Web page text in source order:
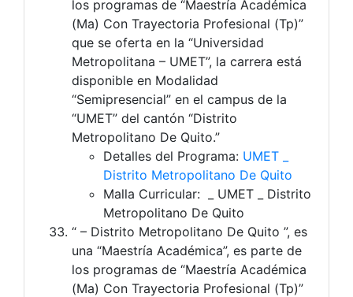
los programas de “Maestría Académica
(Ma) Con Trayectoria Profesional (Tp)”
que se oferta en la “Universidad
Metropolitana – UMET”, la carrera está
disponible en Modalidad
“Semipresencial” en el campus de la
“UMET” del cantón “Distrito
Metropolitano De Quito.”
Detalles del Programa: UMET _
Distrito Metropolitano De Quito
Malla Curricular: _ UMET _ Distrito
Metropolitano De Quito
“ – Distrito Metropolitano De Quito ”, es
una “Maestría Académica”, es parte de
los programas de “Maestría Académica
(Ma) Con Trayectoria Profesional (Tp)”